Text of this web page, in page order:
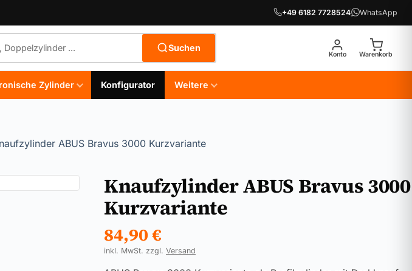
+49 6182 7728524 WhatsApp
Suchen
Konto Warenkorb
Zylinder Konfigurator Weitere
ABUS Bravus 3000 Kurzvariante
Knaufzylinder ABUS Bravus 3000
Kurzvariante
84,90€
inkl. MwSt. zzgl. Versand